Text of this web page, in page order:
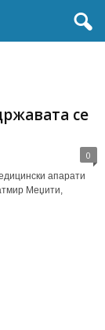
се
0
апарати
Меџити,